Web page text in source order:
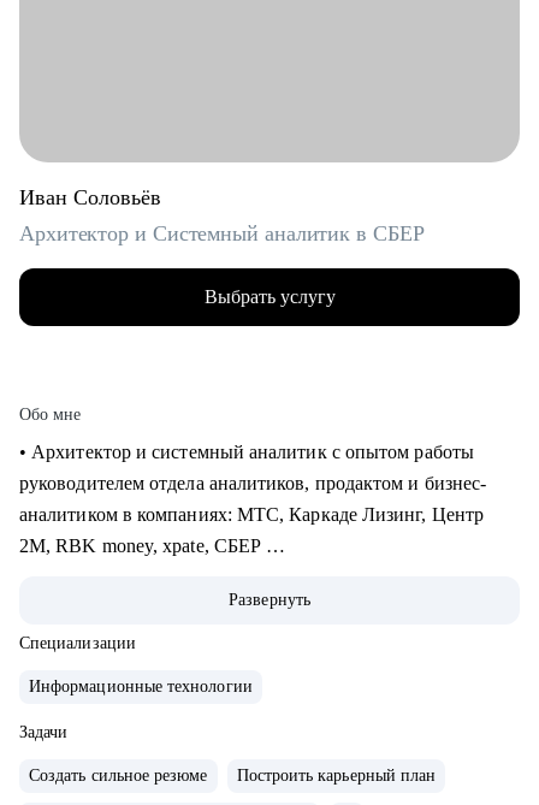
Иван Соловьёв
Архитектор и Системный аналитик в СБЕР
Выбрать услугу
Обо мне
• Архитектор и системный аналитик с опытом работы
руководителем отдела аналитиков, продактом и бизнес-
аналитиком в компаниях: МТС, Каркаде Лизинг, Центр
2М, RBK money, xpate, СБЕР
так и на стороне ИТ разработки
• Сделал ИТ-проекты в разных сферах: банковские услуги,
управление персоналом, обслуживание оборудования,
логистика и склад.
• Спроектировал несколько систем с нуля (платежные
Развернуть
Специализации
Информационные технологии
Задачи
Создать сильное резюме Построить карьерный план